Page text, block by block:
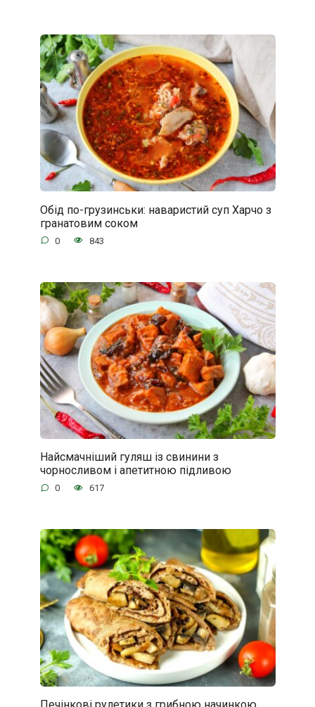
Обід по-грузинськи: наваристий суп Харчо з
гранатовим соком
0 843
Найсмачніший гуляш із свинини з
чорносливом і апетитною підливою
0 617
Печінкові рулетики з грибною начинкою